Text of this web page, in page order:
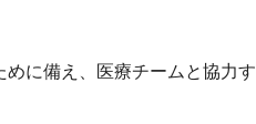
に備え、医療チームと協力す